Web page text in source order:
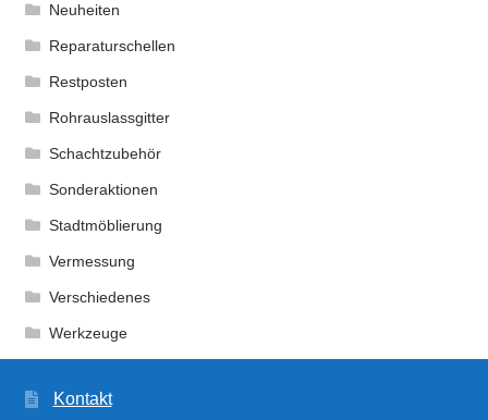
Neuheiten
Reparaturschellen
Restposten
Rohrauslassgitter
Schachtzubehör
Sonderaktionen
Stadtmöblierung
Vermessung
Verschiedenes
Werkzeuge
Kontakt